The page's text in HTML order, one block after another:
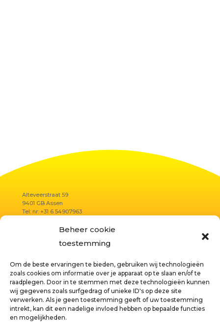
Beheer cookie
toestemming
Om de beste ervaringen te bieden, gebruiken wij technologieën
zoals cookies om informatie over je apparaat op te slaan en/of te
raadplegen. Door in te stemmen met deze technologieën kunnen
wij gegevens zoals surfgedrag of unieke ID's op deze site
verwerken. Als je geen toestemming geeft of uw toestemming
intrekt, kan dit een nadelige invloed hebben op bepaalde functies
en mogelijkheden.
Alteveerstraat 59
9401 GB Assen
Tel: nr: +31 6 54907963
67460534
Privacyverklaring
Algemene voorwaarden
Disclaimer
Cookies